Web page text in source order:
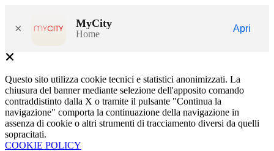
× MyCity
Home
Apri
Questo sito utilizza cookie tecnici e statistici anonimizzati. La
chiusura del banner mediante selezione dell'apposito comando
contraddistinto dalla X o tramite il pulsante "Continua la
navigazione" comporta la continuazione della navigazione in
assenza di cookie o altri strumenti di tracciamento diversi da quelli
sopracitati.
COOKIE POLICY